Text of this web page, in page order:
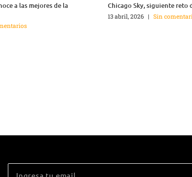
a las mejores de la
Chicago Sky, siguiente reto
13 abril, 2026 | Sin